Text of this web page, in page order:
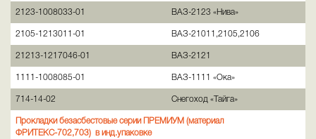
2123-1008033-01 ВАЗ-2123 «Нива»
2105-1213011-01 ВАЗ-21011,2105,2106
21213-1217046-01 ВАЗ-2121
1111-1008085-01 ВАЗ-1111 «Ока»
714-14-02 Снегоход «Тайга»
Прокладки безасбестовые серии ПРЕМИУМ (материал
ФРИТЕКС-702,703) в инд.упаковке